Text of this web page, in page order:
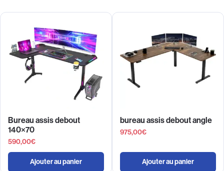
Bureau assis debout
140×70
590,00€
Ajouter au panier
bureau assis debout angle
975,00€
Ajouter au panier